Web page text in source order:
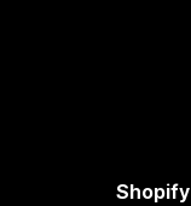
Shopify